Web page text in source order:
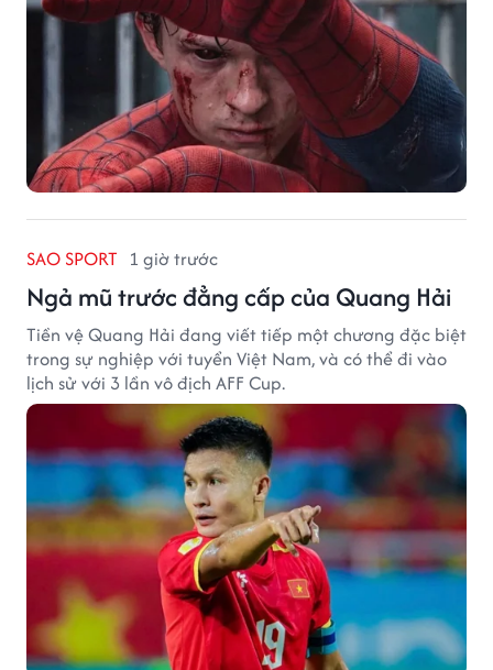
SAO SPORT 1 giờ trước
Ngả mũ trước đẳng cấp của Quang Hải
Tiền vệ Quang Hải đang viết tiếp một chương đặc biệt
trong sự nghiệp với tuyển Việt Nam, và có thể đi vào
lịch sử với 3 lần vô địch AFF Cup.